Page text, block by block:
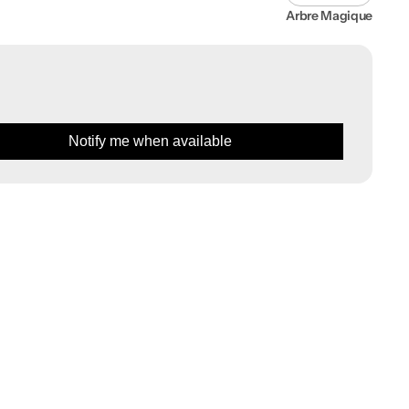
modalità
galleria
Arbre Magique
Notify me when available